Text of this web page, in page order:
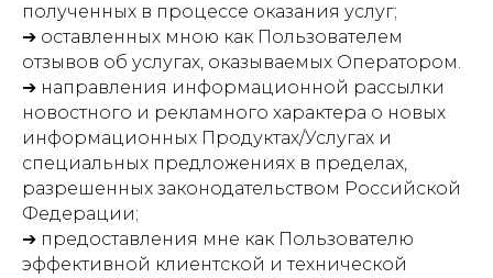
полученных в процессе оказания услуг;
➔ оставленных мною как Пользователем
отзывов об услугах, оказываемых Оператором.
➔ направления информационной рассылки
новостного и рекламного характера о новых
информационных Продуктах/Услугах и
специальных предложениях в пределах,
разрешенных законодательством Российской
Федерации;
➔ предоставления мне как Пользователю
эффективной клиентской и технической